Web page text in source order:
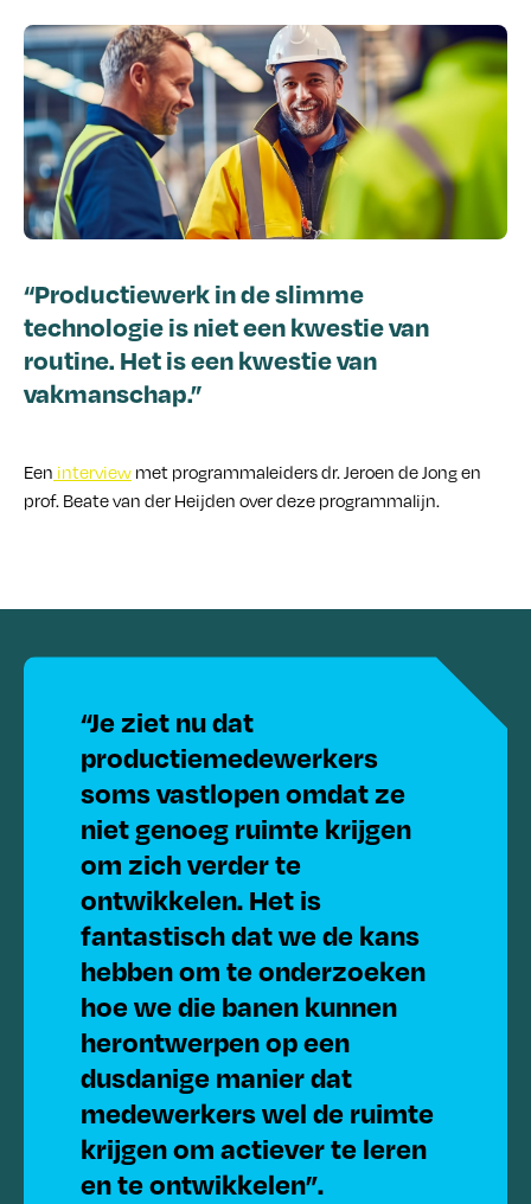
“Productiewerk in de slimme
technologie is niet een kwestie van
routine. Het is een kwestie van
vakmanschap.”
Een interview met programmaleiders dr. Jeroen de Jong en
prof. Beate van der Heijden over deze programmalijn.
“Je ziet nu dat
productiemedewerkers
soms vastlopen omdat ze
niet genoeg ruimte krijgen
om zich verder te
ontwikkelen. Het is
fantastisch dat we de kans
hebben om te onderzoeken
hoe we die banen kunnen
herontwerpen op een
dusdanige manier dat
medewerkers wel de ruimte
krijgen om actiever te leren
en te ontwikkelen”.